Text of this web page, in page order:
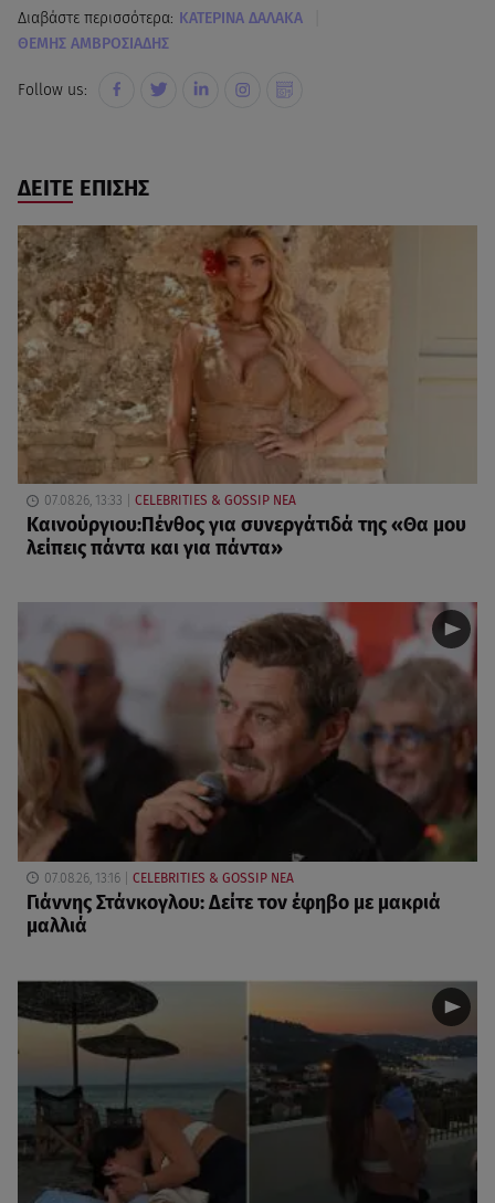
Διαβάστε περισσότερα: ΚΑΤΕΡΙΝΑ ΔΑΛΑΚΑ
ΘΕΜΗΣ ΑΜΒΡΟΣΙΑΔΗΣ
Follow us:
ΔΕΙΤΕ ΕΠΙΣΗΣ
07.08.26, 13:33 CELEBRITIES & GOSSIP ΝΕΑ
Καινούργιου:Πένθος για συνεργάτιδά της «Θα μου
λείπεις πάντα και για πάντα»
07.08.26, 13:16 CELEBRITIES & GOSSIP ΝΕΑ
Γιάννης Στάνκογλου: Δείτε τον έφηβο με μακριά
μαλλιά